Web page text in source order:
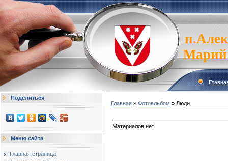
Поделиться
Меню сайта
Главная страница
Главная » Фотоальбом » Люди
Материалов нет